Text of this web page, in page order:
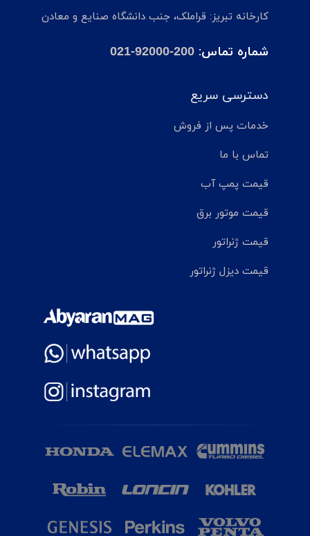
کارخانه تبریز: قراملک، جنب دانشگاه صنایع و معادن
شماره تماس: 021-92000-200
دسترسی سریع
خدمات پس از فروش
تماس با ما
قیمت پمپ آب
قیمت موتور برق
قیمت ژنراتور
قیمت دیزل ژنراتور